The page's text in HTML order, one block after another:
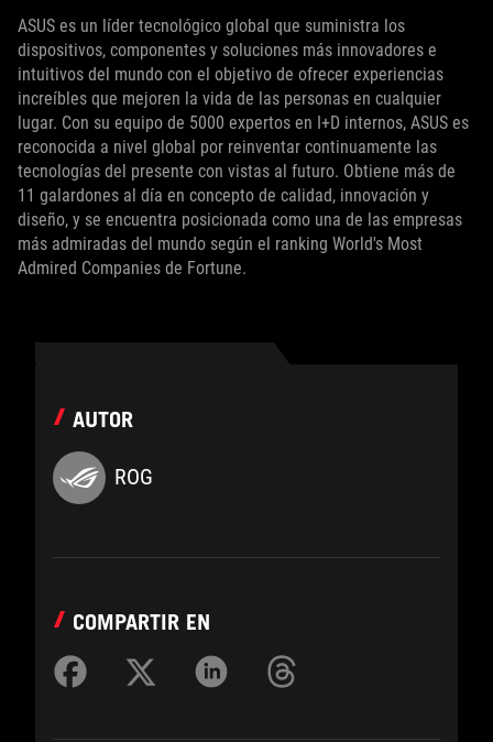
ASUS es un líder tecnológico global que suministra los
dispositivos, componentes y soluciones más innovadores e
intuitivos del mundo con el objetivo de ofrecer experiencias
increíbles que mejoren la vida de las personas en cualquier
lugar. Con su equipo de 5000 expertos en I+D internos, ASUS es
reconocida a nivel global por reinventar continuamente las
tecnologías del presente con vistas al futuro. Obtiene más de
11 galardones al día en concepto de calidad, innovación y
diseño, y se encuentra posicionada como una de las empresas
más admiradas del mundo según el ranking World's Most
Admired Companies de Fortune.
AUTOR
ROG
COMPARTIR EN